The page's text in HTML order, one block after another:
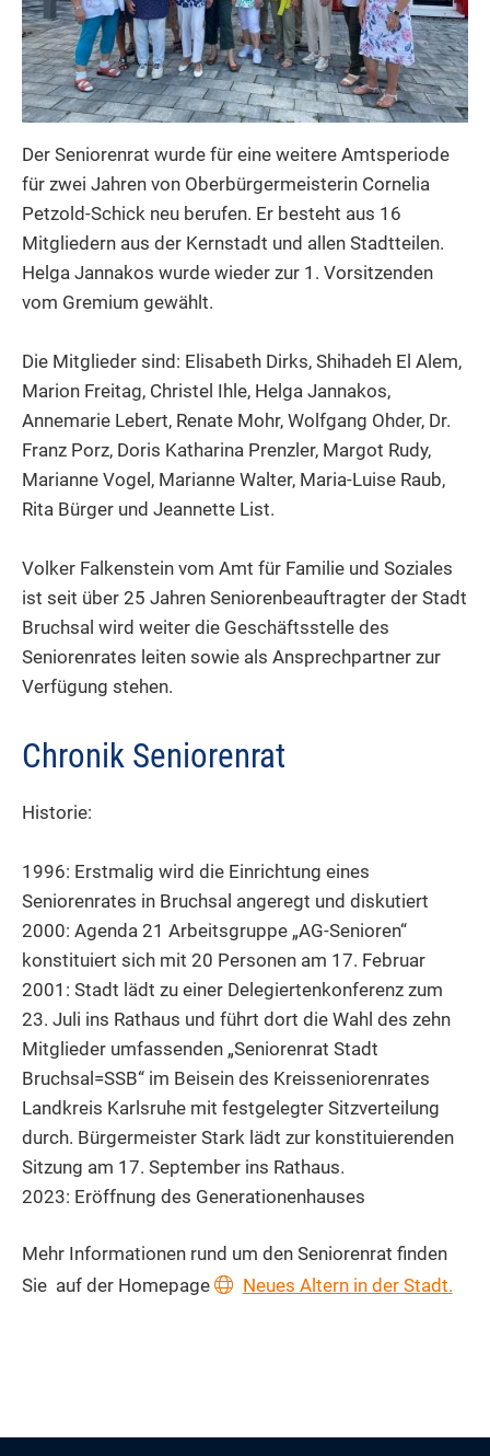
Der Seniorenrat wurde für eine weitere Amtsperiode
für zwei Jahren von Oberbürgermeisterin Cornelia
Petzold-Schick neu berufen. Er besteht aus 16
Mitgliedern aus der Kernstadt und allen Stadtteilen.
Helga Jannakos wurde wieder zur 1. Vorsitzenden
vom Gremium gewählt.
Die Mitglieder sind: Elisabeth Dirks, Shihadeh El Alem,
Marion Freitag, Christel Ihle, Helga Jannakos,
Annemarie Lebert, Renate Mohr, Wolfgang Ohder, Dr.
Franz Porz, Doris Katharina Prenzler, Margot Rudy,
Marianne Vogel, Marianne Walter, Maria-Luise Raub,
Rita Bürger und Jeannette List.
Volker Falkenstein vom Amt für Familie und Soziales
ist seit über 25 Jahren Seniorenbeauftragter der Stadt
Bruchsal wird weiter die Geschäftsstelle des
Seniorenrates leiten sowie als Ansprechpartner zur
Verfügung stehen.
Chronik Seniorenrat
Historie:
1996: Erstmalig wird die Einrichtung eines
Seniorenrates in Bruchsal angeregt und diskutiert
2000: Agenda 21 Arbeitsgruppe „AG-Senioren“
konstituiert sich mit 20 Personen am 17. Februar
2001: Stadt lädt zu einer Delegiertenkonferenz zum
23. Juli ins Rathaus und führt dort die Wahl des zehn
Mitglieder umfassenden „Seniorenrat Stadt
Bruchsal=SSB“ im Beisein des Kreisseniorenrates
Landkreis Karlsruhe mit festgelegter Sitzverteilung
durch. Bürgermeister Stark lädt zur konstituierenden
Sitzung am 17. September ins Rathaus.
2023: Eröffnung des Generationenhauses
Mehr Informationen rund um den Seniorenrat finden
Sie auf der Homepage
Neues Altern in der Stadt.